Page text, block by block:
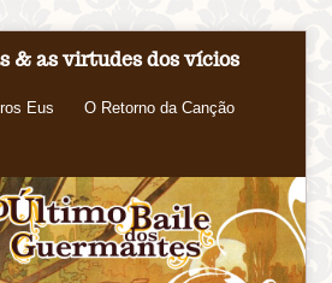
& as virtudes dos vícios
Eus O Retorno da Canção